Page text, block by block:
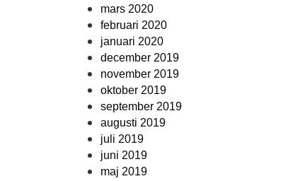
mars 2020
februari 2020
januari 2020
december 2019
november 2019
oktober 2019
september 2019
augusti 2019
juli 2019
juni 2019
maj 2019